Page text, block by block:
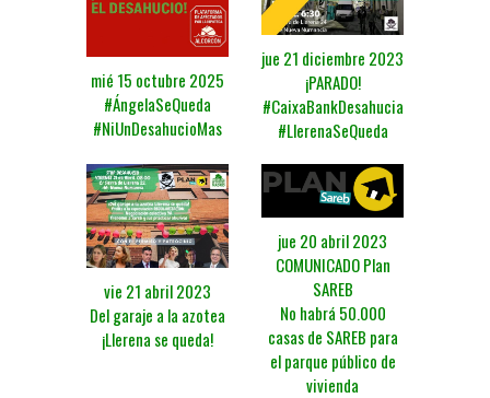
mié 15 octubre 2025
#ÁngelaSeQueda
#NiUnDesahucioMas
jue 21 diciembre 2023
¡PARADO!
#CaixaBankDesahucia
#LlerenaSeQueda
vie 21 abril 2023
Del garaje a la azotea
¡Llerena se queda!
jue 20 abril 2023
COMUNICADO Plan
SAREB
No habrá 50.000
casas de SAREB para
el parque público de
vivienda